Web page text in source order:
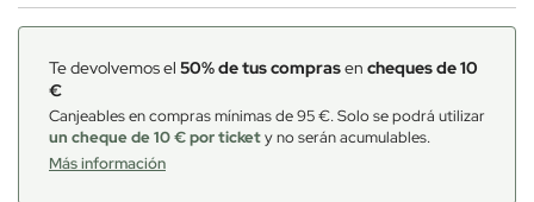
Te devolvemos el 50% de tus comprasen cheques de 10
€
Canjeables en compras mínimas de 95 €. Solo se podrá utilizar
un cheque de 10 € por tickety no serán acumulables.
Más información